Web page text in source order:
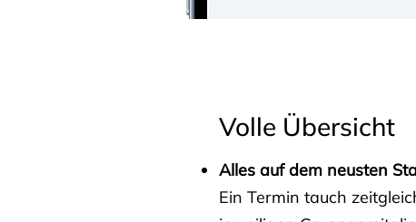
Volle Übersicht
Alles auf dem neusten
Ein Termin tauch